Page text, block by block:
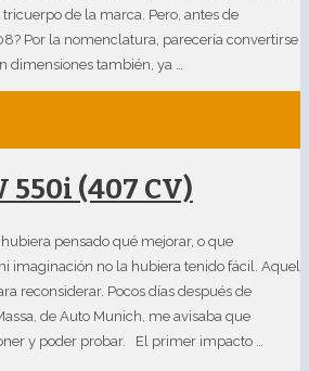
de la marca. Pero, antes de
Por la nomenclatura, parecería convertirse
dimensiones también, ya …
550i (407 CV)
pensado qué mejorar, o que
imaginación no la hubiera tenido fácil. Aquel
reconsiderar. Pocos días después de
de Auto Munich, me avisaba que
y poder probar. El primer impacto …